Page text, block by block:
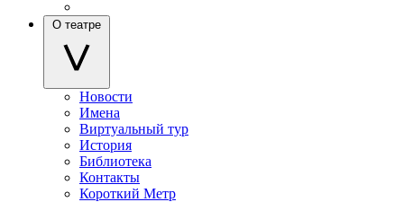
О театре
Новости
Имена
Виртуальный тур
История
Библиотека
Контакты
Короткий Метр